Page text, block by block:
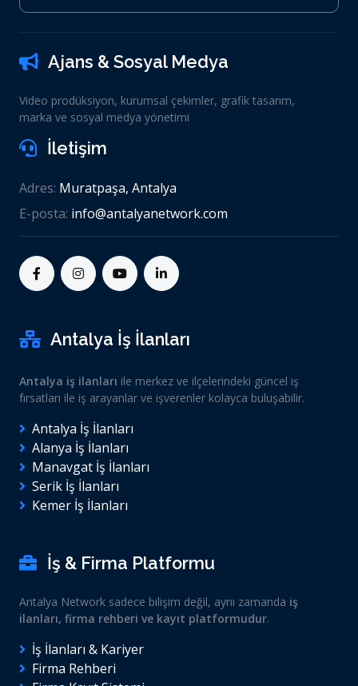
Ajans & Sosyal Medya
Video prodüksiyon, kurumsal çekimler, grafik tasarım,
marka ve sosyal medya yönetimi
İletişim
Adres: Muratpaşa, Antalya
E-posta: info@antalyanetwork.com
Antalya İş İlanları
Antalya iş ilanları ile merkez ve ilçelerindeki güncel iş
fırsatları ile iş arayanlar ve işverenler kolayca buluşabilir.
Antalya İş İlanları
Alanya İş İlanları
Manavgat İş İlanları
Serik İş İlanları
Kemer İş İlanları
İş & Firma Platformu
Antalya Network sadece bilişim değil, aynı zamanda iş
ilanları, firma rehberi ve kayıt platformudur.
İş İlanları & Kariyer
Firma Rehberi